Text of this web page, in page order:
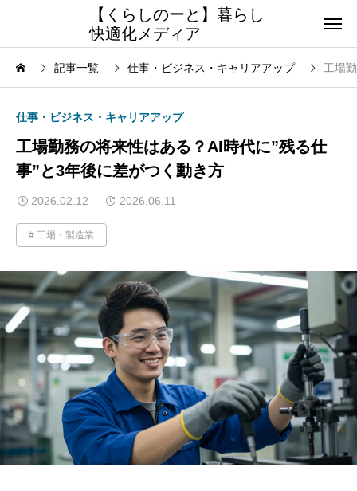
【くらしのーと】暮らし
快適化メディア
記事一覧 仕事・ビジネス・キャリアアップ 工場
仕事・ビジネス・キャリアアップ
工場勤務の将来性はある？AI時代に”残る仕
事”と3年後に差がつく動き方
2026.02.12 2026.06.11
工場・製造業